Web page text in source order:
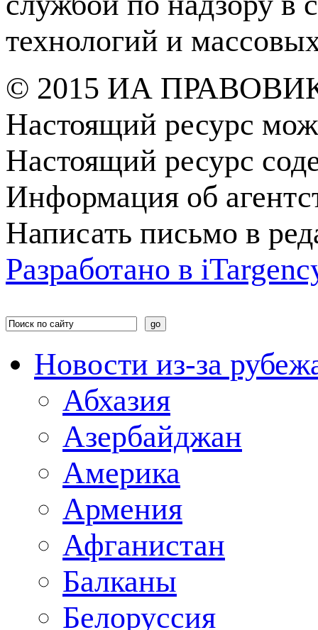
технологий и
© 2015 ИА
Настоящий ресурс
Настоящий ресурс
Информация об
Написать письмо в
Разработано в i
Новости из-за
Абхазия
Азербайджан
Америка
Армения
Афганистан
Балканы
Белоруссия